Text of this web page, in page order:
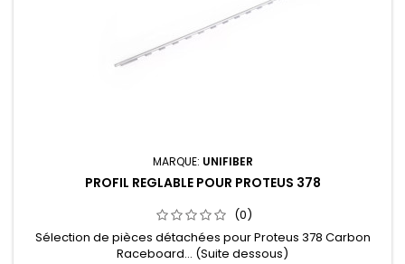
MARQUE: UNIFIBER
PROFIL REGLABLE POUR PROTEUS 378
(0)
Sélection de pièces détachées pour Proteus 378 Carbon
Raceboard... (Suite dessous)